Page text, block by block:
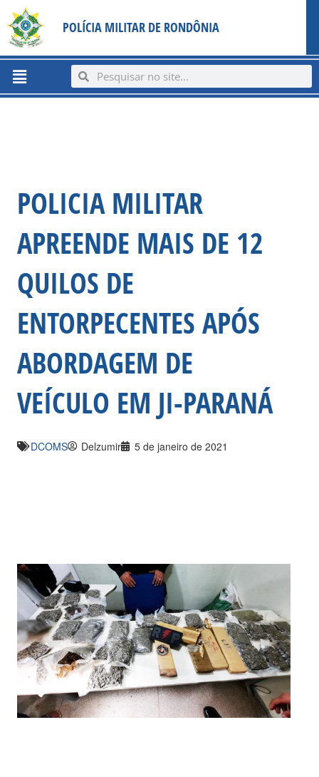
content
para
conteúdo
POLÍCIA MILITAR DE RONDÔNIA
Menu SearchSearch
POLICIA MILITAR
APREENDE MAIS DE 12
QUILOS DE
ENTORPECENTES APÓS
ABORDAGEM DE
VEÍCULO EM JI-PARANÁ
DCOMS Delzumir 5 de janeiro de 2021